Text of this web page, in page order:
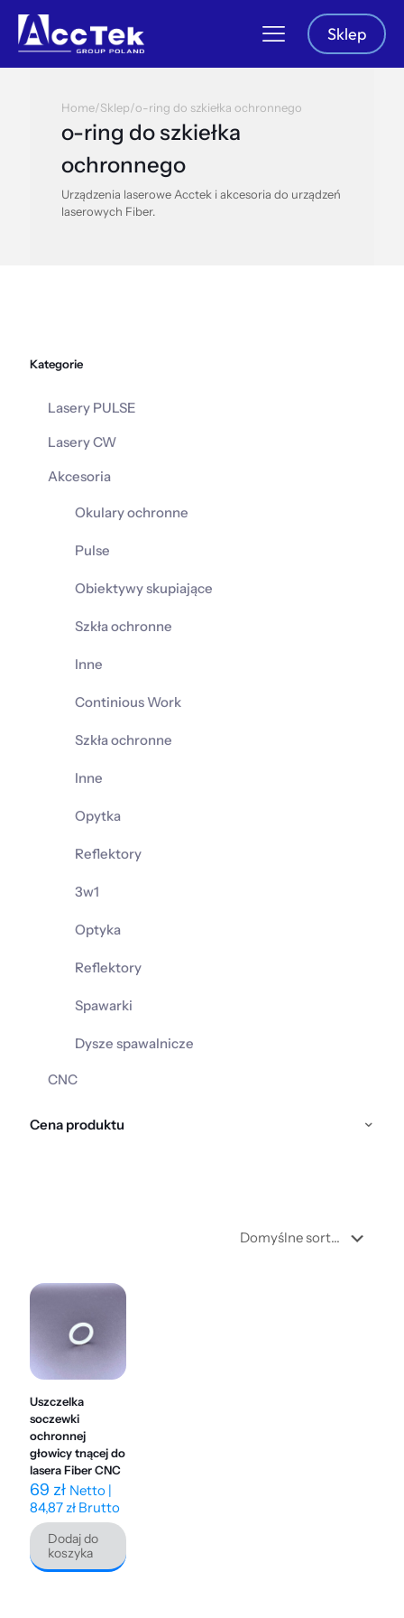
Sklep
Home/Sklep/o-ring do szkiełka ochronnego
o-ring do szkiełka
ochronnego
Urządzenia laserowe Acctek i akcesoria do urządzeń
laserowych Fiber.
Kategorie
Lasery PULSE
Lasery CW
Akcesoria
Okulary ochronne
Pulse
Obiektywy skupiające
Szkła ochronne
Inne
Continious Work
Szkła ochronne
Inne
Opytka
Reflektory
3w1
Optyka
Reflektory
Spawarki
Dysze spawalnicze
CNC
Cena produktu
Uszczelka
soczewki
ochronnej
głowicy tnącej do
lasera Fiber CNC
69 zł Netto |
84,87zł Brutto
Dodaj do
koszyka